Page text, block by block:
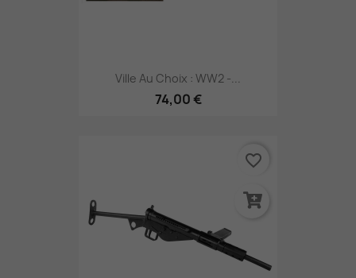
Ville Au Choix : WW2 -...
74,00 €
favorite_border